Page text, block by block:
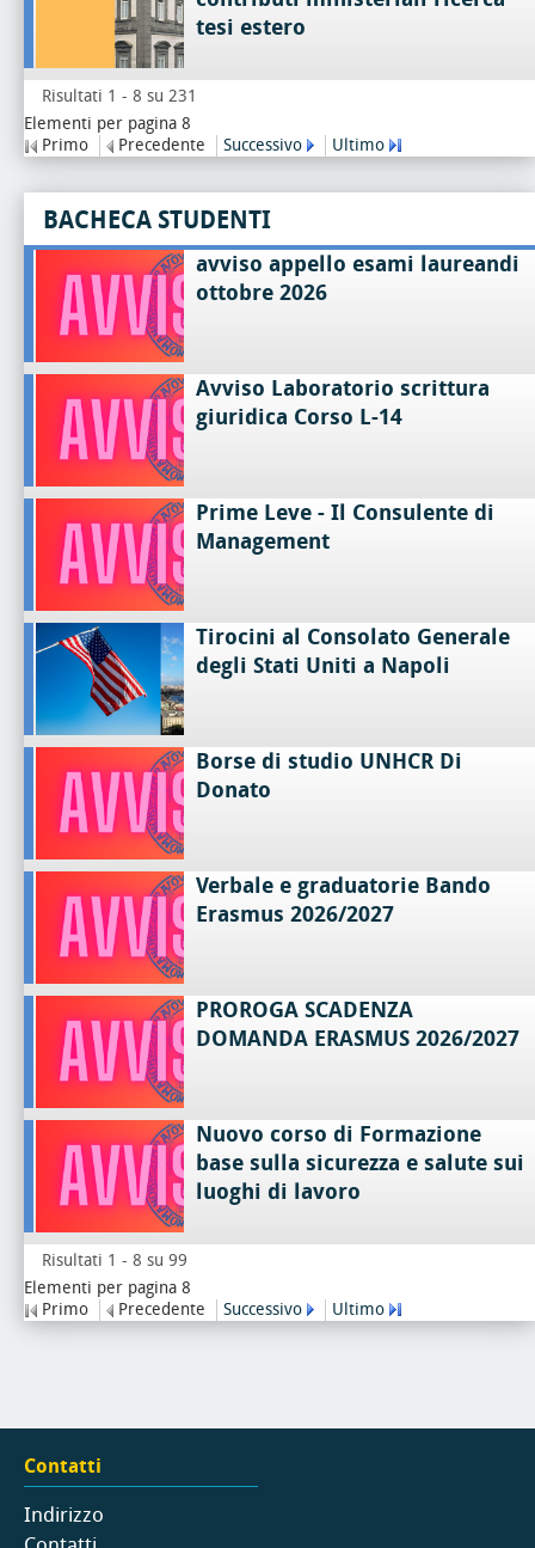
tesi estero
Risultati 1 - 8 su 231
Elementi per pagina 8
Primo
Precedente Successivo Ultimo
BACHECA STUDENTI
avviso appello esami laureandi
ottobre 2026
Avviso Laboratorio scrittura
giuridica Corso L-14
Prime Leve - Il Consulente di
Management
Tirocini al Consolato Generale
degli Stati Uniti a Napoli
Borse di studio UNHCR Di
Donato
Verbale e graduatorie Bando
Erasmus 2026/2027
PROROGA SCADENZA
DOMANDA ERASMUS 2026/2027
Nuovo corso di Formazione
base sulla sicurezza e salute sui
luoghi di lavoro
Risultati 1 - 8 su 99
Elementi per pagina 8
Primo
Precedente Successivo Ultimo
Contatti
Indirizzo